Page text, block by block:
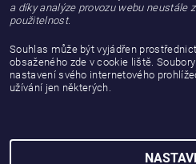
a díky analýze provozu webu neustále
použitelnost.
Souhlas může být vyjádřen
obsaženého zde v cookie liště.
nastavení svého internetového
užívání jen některých.